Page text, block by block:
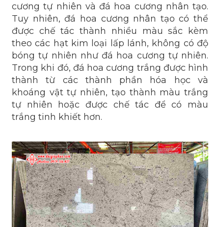
cương tự nhiên và đá hoa cương nhân tạo.
Tuy nhiên, đá hoa cương nhân tạo có thể
được chế tác thành nhiều màu sắc kèm
theo các hạt kim loại lấp lánh, không có độ
bóng tự nhiên như đá hoa cương tự nhiên.
Trong khi đó, đá hoa cương trắng được hình
thành từ các thành phần hóa học và
khoáng vật tự nhiên, tạo thành màu trắng
tự nhiên hoặc được chế tác để có màu
trắng tinh khiết hơn.